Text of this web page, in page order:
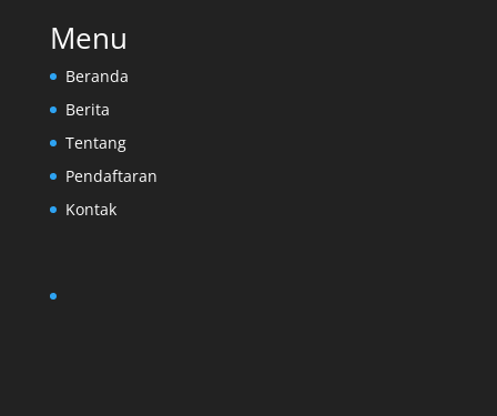
Menu
Beranda
Berita
Tentang
Pendaftaran
Kontak